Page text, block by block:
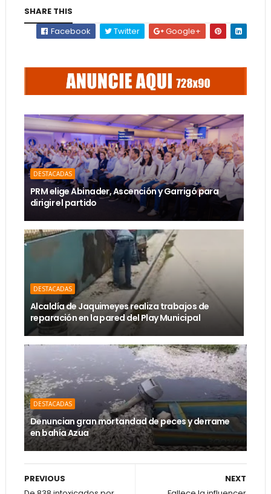
SHARE THIS
Facebook
Twitter Google+
DESTACADAS
PRM elige Abinader, Ascención y Garrigó para
dirigir el partido
DESTACADAS
Alcaldía de Jaquimeyes realiza trabajos de
reparación en la pared del Play Municipal
DESTACADAS
Denuncian gran mortandad de peces y derrame
en bahía Azua
NEXT
PREVIOUS